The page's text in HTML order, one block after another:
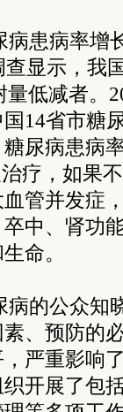
病患病率增
显示，我
低减者。
14省市糖
尿病患病
疗，如果
管并发症
中、肾功
命。
的公众知
、预防的
严重影响
开展了包